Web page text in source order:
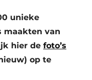
unieke
maakten van
hier de foto’s
op te